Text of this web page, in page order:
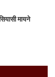
मायने